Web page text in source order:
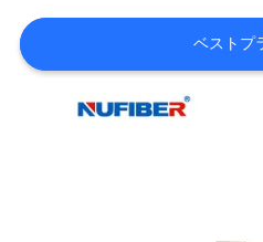
場
旅
ベストプ